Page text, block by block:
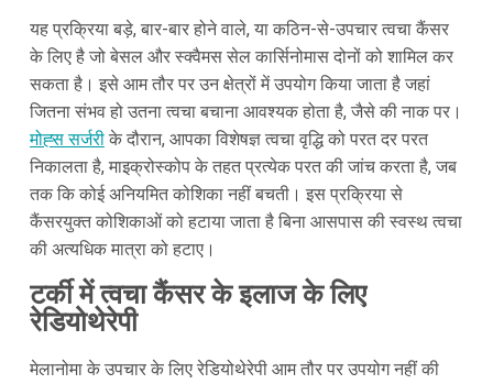
यह प्रक्रिया बड़े, बार-बार होने वाले, या कठिन-से-उपचार त्वचा कैंसर
के लिए है जो बेसल और स्क्वैमस सेल कार्सिनोमास दोनों को शामिल कर
सकता है। इसे आम तौर पर उन क्षेत्रों में उपयोग किया जाता है जहां
जितना संभव हो उतना त्वचा बचाना आवश्यक होता है, जैसे की नाक पर।
मोह्स सर्जरीके दौरान, आपका विशेषज्ञ त्वचा वृद्धि को परत दर परत
निकालता है, माइक्रोस्कोप के तहत प्रत्येक परत की जांच करता है, जब
तक कि कोई अनियमित कोशिका नहीं बचती। इस प्रक्रिया से
कैंसरयुक्त कोशिकाओं को हटाया जाता है बिना आसपास की स्वस्थ त्वचा
की अत्यधिक मात्रा को हटाए।
टर्की में त्वचा कैंसर के इलाज के लिए
रेडियोथेरेपी
मेलानोमा के उपचार के लिए रेडियोथेरेपी आम तौर पर उपयोग नहीं की